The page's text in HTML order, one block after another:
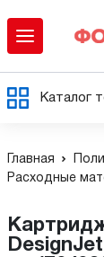
Каталог
Главная
Расходные
Картридж для плоттеров HP